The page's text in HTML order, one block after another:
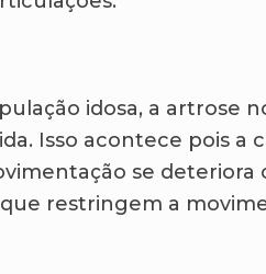
idosa, a artrose
Isso acontece pois
se deteriora
restringem a